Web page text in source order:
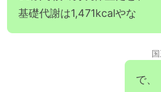
基礎代謝は1,471kcalやな
で、